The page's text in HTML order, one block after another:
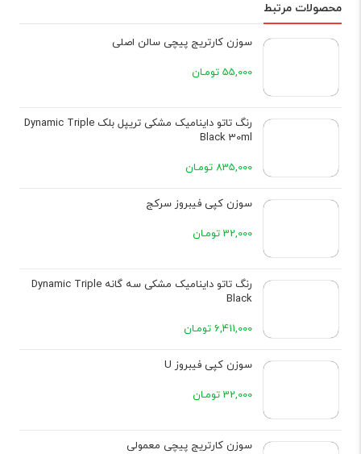
محصولات مرتبط
سوزن کارتریج پیچی سالن اصلی
55,000 تومـان
رنگ تاتو داینامیک مشکی تریپل بلک Dynamic Triple
Black 30ml
835,000 تومـان
سوزن کپی فیبروز سرکج
32,000 تومـان
رنگ تاتو داینامیک مشکی سه گانه Dynamic Triple
Black
6,411,000 تومـان
سوزن کپی فیبروز U
32,000 تومـان
سوزن کارتریج پیچی معمولی